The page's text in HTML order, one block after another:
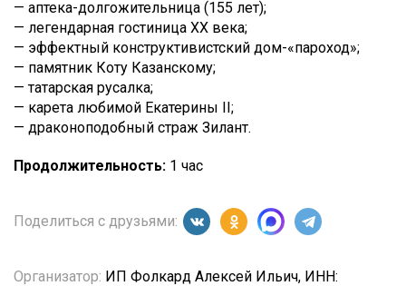
— аптека-долгожительница (155 лет);
— легендарная гостиница XX века;
— эффектный конструктивистский дом-«пароход»;
— памятник Коту Казанскому;
— татарская русалка;
— карета любимой Екатерины II;
— драконоподобный страж Зилант.
Продолжительность: 1 час
Поделиться с друзьями:
Организатор: ИП Фолкард Алексей Ильич, ИНН: